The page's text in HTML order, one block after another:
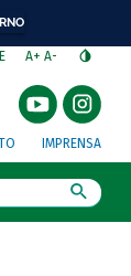
A+ A-
IMPRENSA